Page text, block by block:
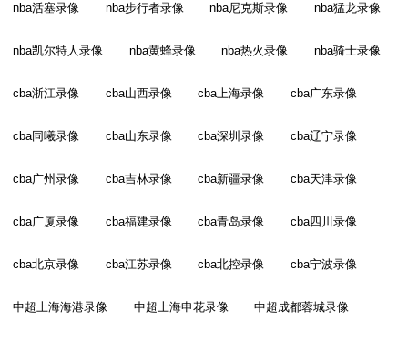
nba活塞录像 nba步行者录像 nba尼克斯录像 nba猛龙录像
nba凯尔特人录像 nba黄蜂录像 nba热火录像 nba骑士录像
cba浙江录像 cba山西录像 cba上海录像 cba广东录像
cba同曦录像 cba山东录像 cba深圳录像 cba辽宁录像
cba广州录像 cba吉林录像 cba新疆录像 cba天津录像
cba广厦录像 cba福建录像 cba青岛录像 cba四川录像
cba北京录像 cba江苏录像 cba北控录像 cba宁波录像
中超上海海港录像 中超上海申花录像 中超成都蓉城录像